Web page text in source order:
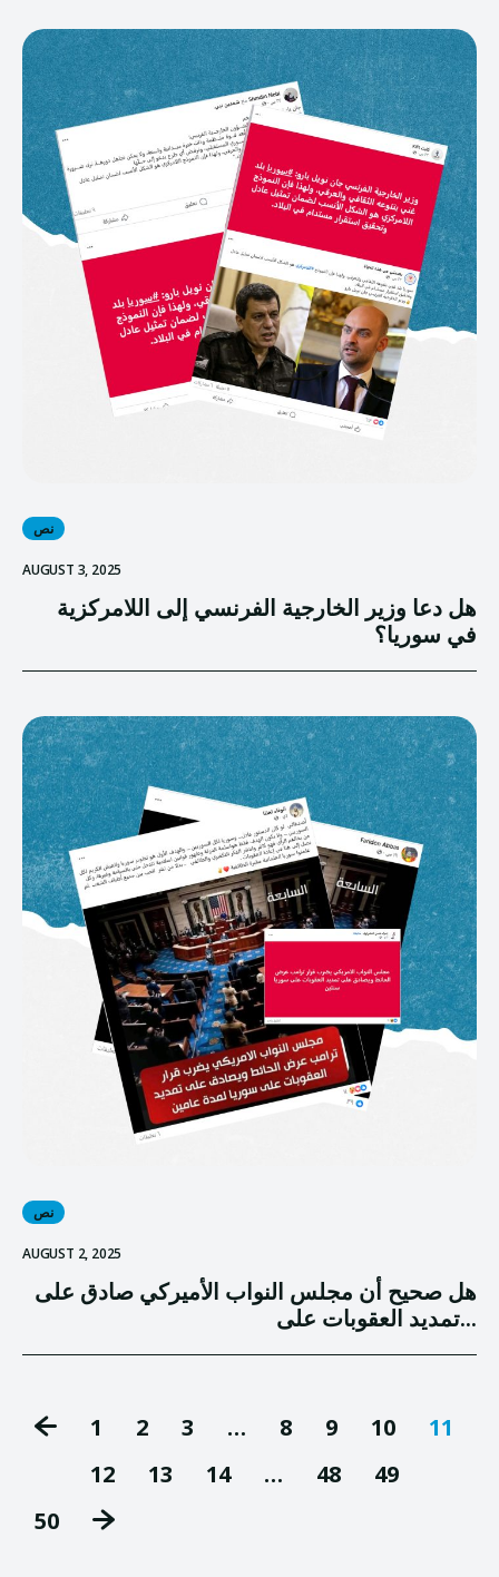
نص
AUGUST 3, 2025
هل دعا وزير الخارجية الفرنسي إلى اللامركزية
في سوريا؟
نص
AUGUST 2, 2025
هل صحيح أن مجلس النواب الأميركي صادق على
تمديد العقوبات على...
1 2 3 … 8 9 10
11
12
13 14 … 48
49
50